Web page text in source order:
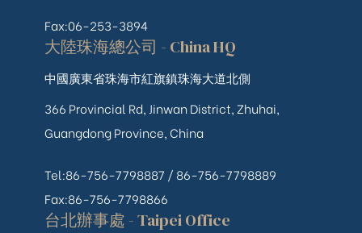
Fax:06-253-3894
大陸珠海總公司 - China HQ
中國廣東省珠海市紅旗鎮珠海大道北側
366 Provincial Rd, Jinwan District, Zhuhai,
Guangdong Province, China
Tel:86-756-7798887 / 86-756-7798889
Fax:86-756-7798866
台北辦事處 - Taipei Office